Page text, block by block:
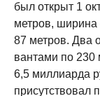
был открыт 1
метров,
87 метров. Два
вантами по 230
6,5 миллиарда
присутствовал